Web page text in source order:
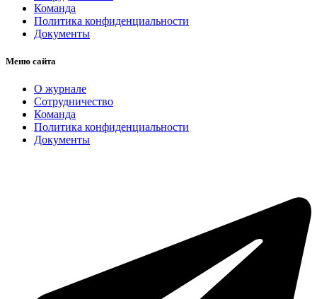
Команда
Политика конфиденциальности
Документы
Меню сайта
О журнале
Сотрудничество
Команда
Политика конфиденциальности
Документы